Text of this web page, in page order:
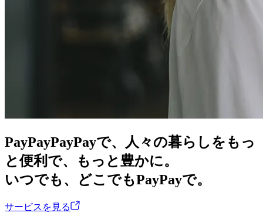
PayPayPayPayで、人々の暮らしをもっ
と便利で、もっと豊かに。
いつでも、どこでもPayPayで。
サービスを見る